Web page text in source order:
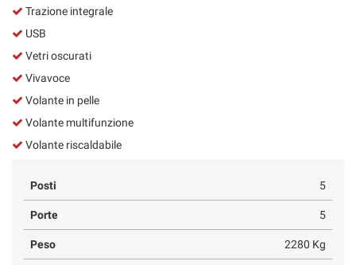
Trazione integrale
USB
Vetri oscurati
Vivavoce
Volante in pelle
Volante multifunzione
Volante riscaldabile
Posti 5
Porte 5
Peso 2280 Kg